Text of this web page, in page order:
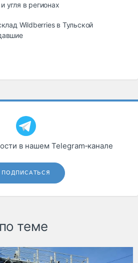
угля в регионах
Wildberries в Тульской
в нашем Telegram‑канале
ПОДПИСАТЬСЯ
теме